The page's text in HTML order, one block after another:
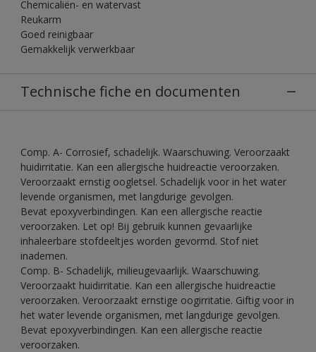
Chemicaliën- en watervast
Reukarm
Goed reinigbaar
Gemakkelijk verwerkbaar
Technische fiche en documenten
Comp. A- Corrosief, schadelijk. Waarschuwing. Veroorzaakt
huidirritatie. Kan een allergische huidreactie veroorzaken.
Veroorzaakt ernstig oogletsel. Schadelijk voor in het water
levende organismen, met langdurige gevolgen.
Bevat epoxyverbindingen. Kan een allergische reactie
veroorzaken. Let op! Bij gebruik kunnen gevaarlijke
inhaleerbare stofdeeltjes worden gevormd. Stof niet
inademen.
Comp. B- Schadelijk, milieugevaarlijk. Waarschuwing.
Veroorzaakt huidirritatie. Kan een allergische huidreactie
veroorzaken. Veroorzaakt ernstige oogirritatie. Giftig voor in
het water levende organismen, met langdurige gevolgen.
Bevat epoxyverbindingen. Kan een allergische reactie
veroorzaken.